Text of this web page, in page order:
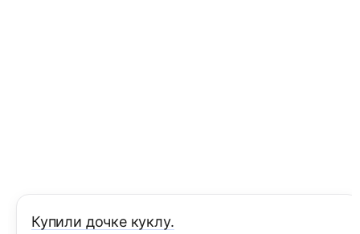
Купили дочке куклу.